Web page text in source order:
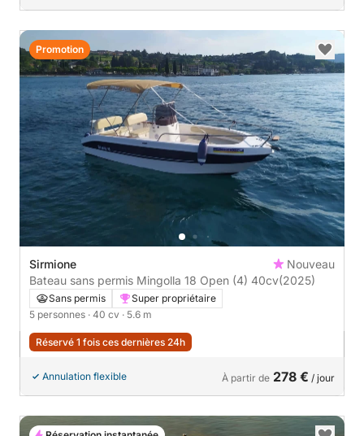
Sirmione
Nouveau
Bateau sans permis Mingolla 18 Open (4) 40cv(2025)
Sans permis
Super propriétaire
5 personnes · 40 cv · 5.6 m
Réservé 1 fois ces dernières 24h
Annulation flexible À partir de 278 € / jour
Promotion